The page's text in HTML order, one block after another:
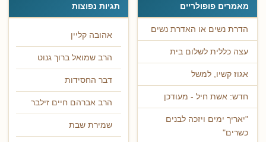
מאמרים פופולריים
הדרת נשים או האדרת נשים
עצה כללית לשלום בית
אגוז קשיו, למשל
חדש: אשת חיל - מעודכן
"יאריך ימים ויזכה לבנים
כשרים"
תגיות נפוצות
אהובה קליין
הרב שמואל ברוך גנוט
דבר החסידות
הרב אברהם חיים זילבר
שמירת שבת